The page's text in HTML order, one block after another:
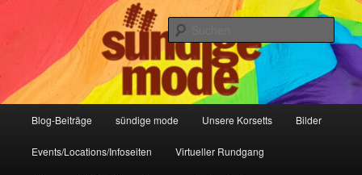
Sündige Mode Frankfurt
IHR Laden für Korsetts, Lifestyle-Mode, Club- und Dark-Wear seit 2004
Blog-Beiträge sündige mode Unsere Korsetts Bilder
Events/Locations/Infoseiten Virtueller Rundgang